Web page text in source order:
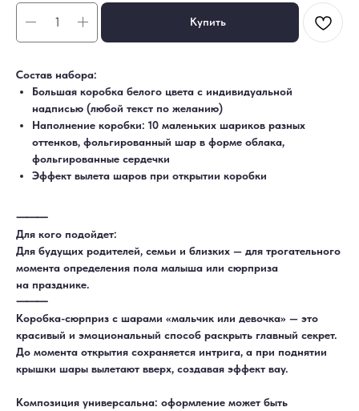
Купить
Состав набора:
Большая коробка белого цвета с индивидуальной
надписью (любой текст по желанию)
Наполнение коробки: 10 маленьких шариков разных
оттенков, фольгированный шар в форме облака,
фольгированные сердечки
Эффект вылета шаров при открытии коробки
⸻
Для кого подойдет:
Для будущих родителей, семьи и близких — для трогательного
момента определения пола малыша или сюрприза
на празднике.
⸻
Коробка-сюрприз с шарами «мальчик или девочка» — это
красивый и эмоциональный способ раскрыть главный секрет.
До момента открытия сохраняется интрига, а при поднятии
крышки шары вылетают вверх, создавая эффект вау.
Композиция универсальна: оформление может быть
ДОСТАВКА
Ежедневно, круглосуточно
САМОВЫВОЗ
КАТАЛОГ
Для девушек
Цифры
ИНФОРМАЦИЯ
Доставка и оплата
Наши работы